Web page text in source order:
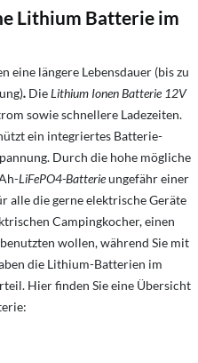
Lithium Batterie im
eine längere Lebensdauer (bis zu
. DieLithium Ionen Batterie 12V
sowie schnellere Ladezeiten.
ein integriertes Batterie-
Durch die hohe mögliche
LiFePO4-Batterieungefähr einer
alle die gerne elektrische Geräte
Campingkocher, einen
benutzten wollen, während Sie mit
die Lithium-Batterien im
Hier finden Sie eine Übersicht